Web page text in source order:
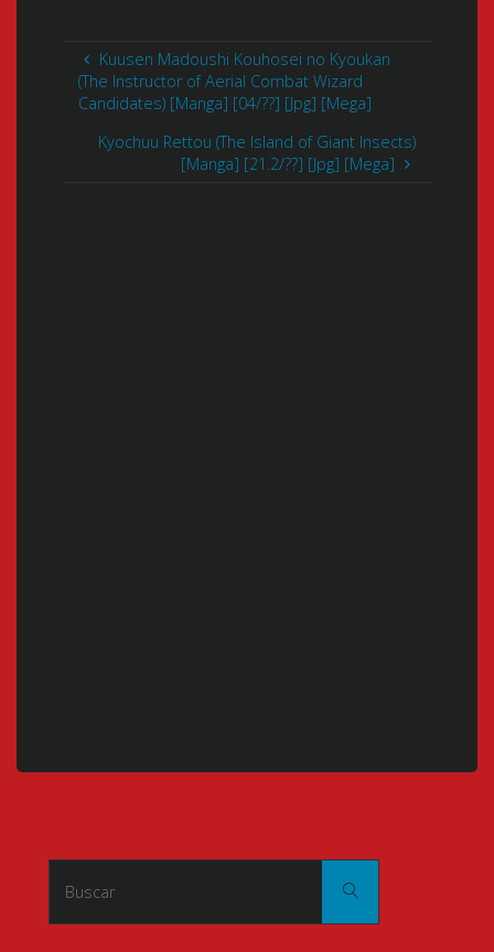
Kuusen Madoushi Kouhosei no Kyoukan
(The Instructor of Aerial Combat Wizard
Candidates) [Manga] [04/??] [Jpg] [Mega]
Kyochuu Rettou (The Island of Giant Insects)
[Manga] [21.2/??] [Jpg] [Mega]
Buscar